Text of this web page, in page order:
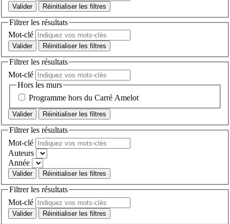
Réinitialiser les filtres
Filtrer les résultats
Mot-clé
Réinitialiser les filtres
Filtrer les résultats
Mot-clé
Hors les murs
Programme hors du Carré Amelot
Réinitialiser les filtres
Filtrer les résultats
Mot-clé
Auteurs
Année
Réinitialiser les filtres
Filtrer les résultats
Mot-clé
Réinitialiser les filtres